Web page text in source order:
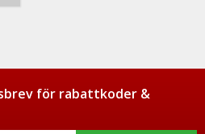
för rabattkoder &